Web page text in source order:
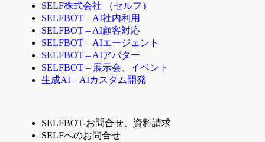
SELF株式会社 （セルフ）
SELFBOT – AI社内利用
SELFBOT – AI顧客対応
SELFBOT – AIエージェント
SELFBOT – AIアバター
SELFBOT – 展示会、イベント
生成AI – AIカスタム開発
SELFBOT-お問合せ、資料請求
SELFへのお問合せ